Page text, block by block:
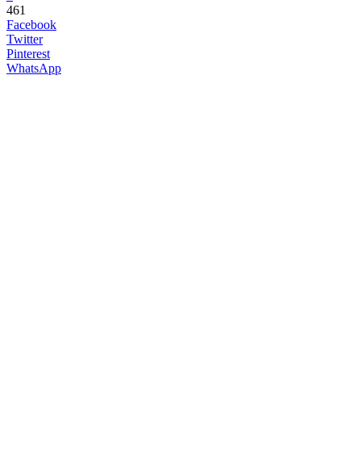
461
Facebook
Twitter
Pinterest
WhatsApp